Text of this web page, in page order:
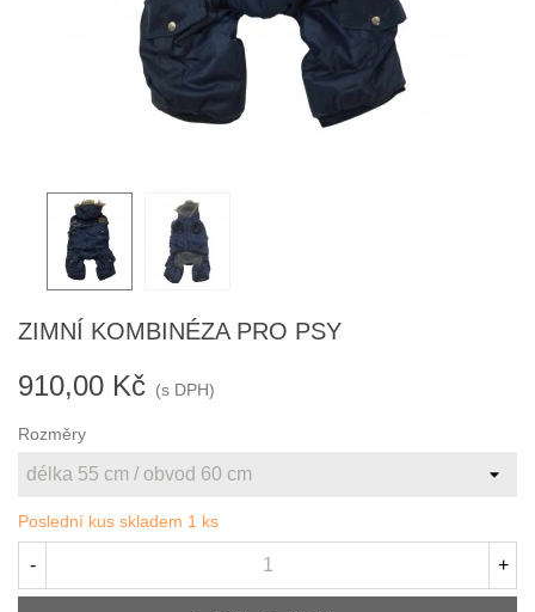
ZIMNÍ KOMBINÉZA PRO PSY
910,00 Kč (s DPH)
Rozměry
Poslední kus skladem 1 ks
- +